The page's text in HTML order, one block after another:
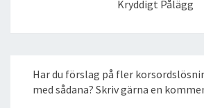
Kryddigt Pålägg
Har du förslag på fler
med sådana? Skriv gärna en